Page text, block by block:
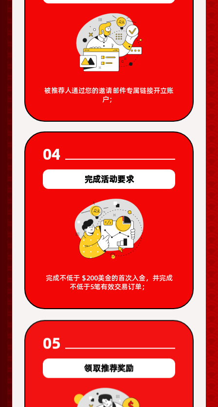
被推荐人通过您的邀请邮件专属链接开立账
户；
04
完成活动要求
完成不低于 $200美金的首次入金，并完成
不低于5笔有效交易订单；
05
领取推荐奖励